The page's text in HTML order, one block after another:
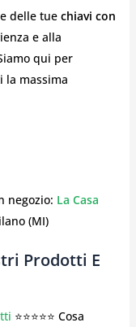
delle tue chiavi con
e alla
qui per
la massima
negozio: La Casa
(MI)
Prodotti E
⭐⭐⭐⭐⭐ Cosa